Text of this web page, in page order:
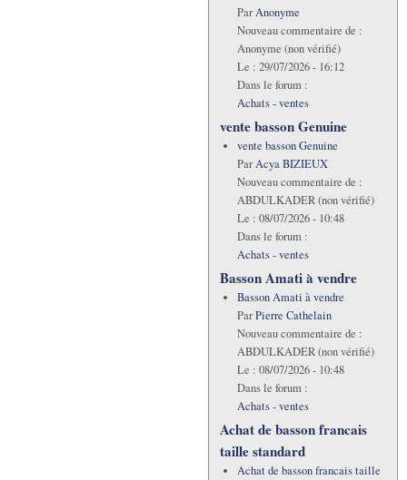
ParAnonyme
Nouveau commentaire de :
Anonyme (non vérifié)
Le : 29/07/2026 - 16:12
Dans le forum :
Achats - ventes
vente basson Genuine
vente basson Genuine
ParAcya BIZIEUX
Nouveau commentaire de :
ABDULKADER (non vérifié)
Le : 08/07/2026 - 10:48
Dans le forum :
Achats - ventes
Basson Amati à vendre
Basson Amati à vendre
ParPierre Cathelain
Nouveau commentaire de :
ABDULKADER (non vérifié)
Le : 08/07/2026 - 10:48
Dans le forum :
Achats - ventes
Achat de basson francais
taille standard
Achat de basson francais taille